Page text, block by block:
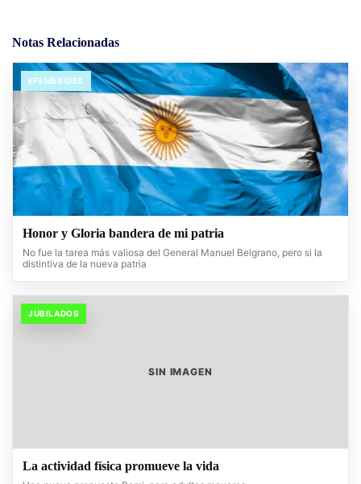
Notas Relacionadas
EFEMERIDES
Honor y Gloria bandera de mi patria
No fue la tarea más valiosa del General Manuel Belgrano, pero si la
distintiva de la nueva patria
JUBILADOS
SIN IMAGEN
La actividad física promueve la vida